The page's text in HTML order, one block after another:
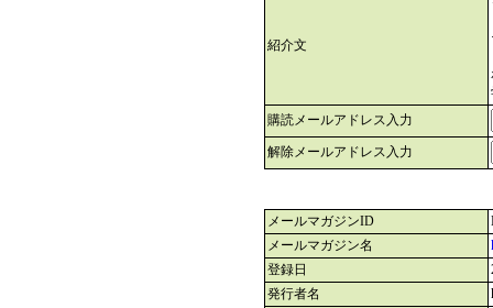
紹介文
購読メールアドレス入力
解除メールアドレス入力
メールマガジンID
メールマガジン名
登録日
発行者名